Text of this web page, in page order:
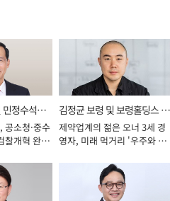
정수석비
공소청·중수
찰개혁 완수
김정균 보령 및 보령홀딩스 대
표이사 사장
제약업계의 젊은 오너 3세 경
영자, 미래 먹거리 '우주와 헬